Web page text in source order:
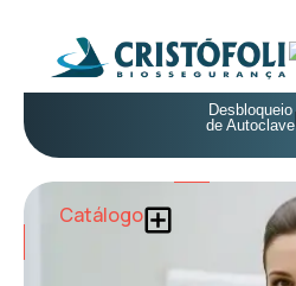
Desbloqueio
de Autoclave
Catálogo